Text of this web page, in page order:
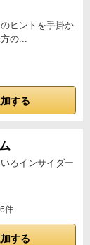
ヒントを手掛か
の...
する
るインサイダー
件
する